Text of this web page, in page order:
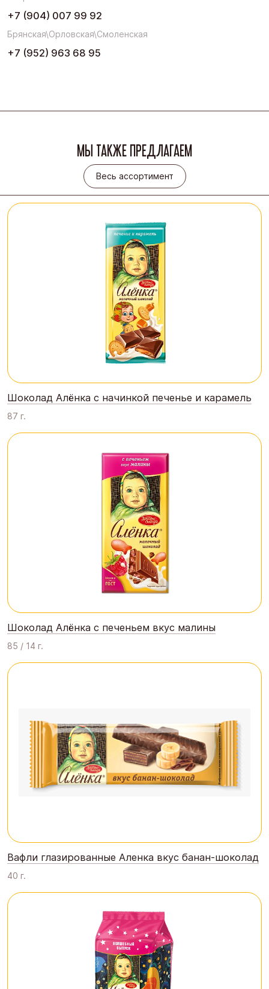
+7 (904) 007 99 92
Брянская\Орловская\Смоленская
+7 (952) 963 68 95
МЫ ТАКЖЕ ПРЕДЛАГАЕМ
Весь ассортимент
Весь ассортимент
Шоколад Алёнка с начинкой печенье и карамель
87 г.
Шоколад Алёнка с печеньем вкус малины
85 / 14 г.
Вафли глазированные Аленка вкус банан-шоколад
40 г.